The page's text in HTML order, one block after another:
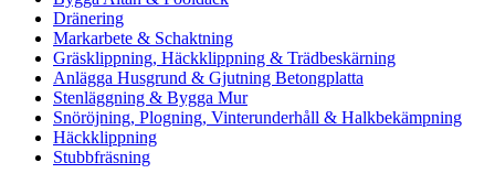
Dränering
Markarbete & Schaktning
Gräsklippning, Häckklippning & Trädbeskärning
Anlägga Husgrund & Gjutning Betongplatta
Stenläggning & Bygga Mur
Snöröjning, Plogning, Vinterunderhåll & Halkbekämpning
Häckklippning
Stubbfräsning